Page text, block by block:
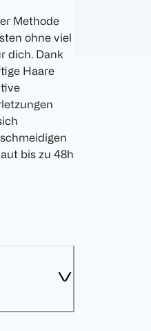
Methode
ohne viel
dich. Dank
Haare
bis zu 48h